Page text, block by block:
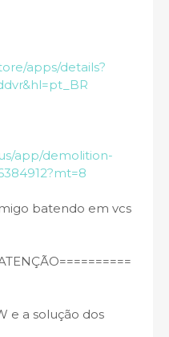
apps/details?
app/demolition-
batendo em vcs
e a solução dos